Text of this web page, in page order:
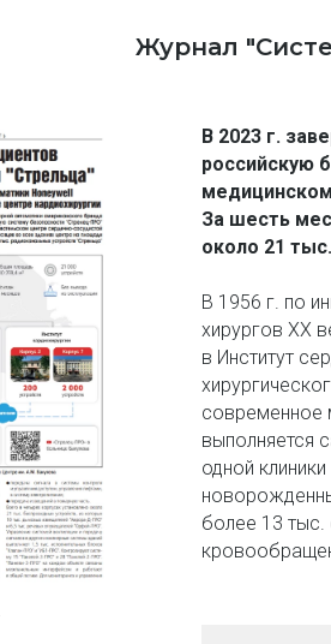
Журнал
В 2023 г.
российскую
За шесть
около 21
В 1956 г. по
хирургов ХХ
в Институт
современное
выполняется
одной
более 13 тыс.